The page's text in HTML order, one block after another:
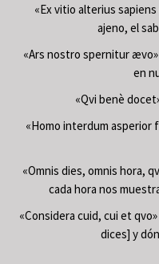
«Ex vitio alterius
ajeno, el
«Ars nostro spernitur
en
«Qvi benè
«Homo interdum asperior
«Omnis dies, omnis hora,
cada hora nos
«Considera cuid, cui et
dices] y